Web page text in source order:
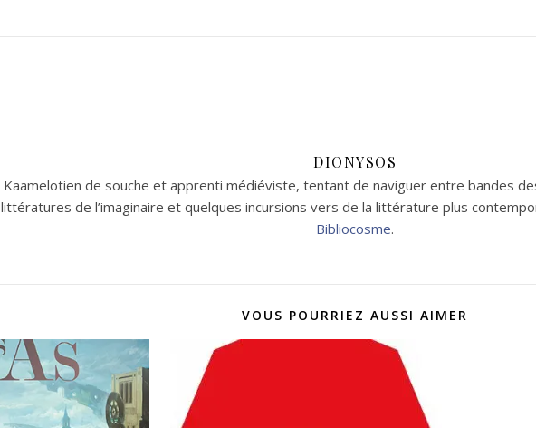
DIONYSOS
Kaamelotien de souche et apprenti médiéviste, tentant de naviguer entre bandes
littératures de l’imaginaire et quelques incursions vers de la littérature plus
Bibliocosme.
VOUS POURRIEZ AUSSI AIMER